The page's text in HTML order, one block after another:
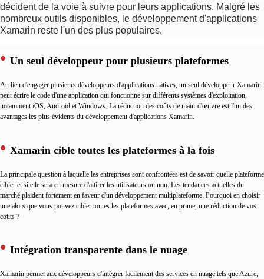
XAMARIN
EN
DÉVELOPPEMENT
XAMARIN
XAMARIN
À
RECRUTER
décident de la voie à suivre pour leurs applications. Malgré les
nombreux outils disponibles, le développement d'applications
Xamarin reste l'un des plus populaires.
Un seul développeur pour plusieurs plateformes
Au lieu d'engager plusieurs développeurs d'applications natives, un seul développeur Xamarin
peut écrire le code d'une application qui fonctionne sur différents systèmes d'exploitation,
notamment iOS, Android et Windows. La réduction des coûts de main-d'œuvre est l'un des
avantages les plus évidents du développement d'applications Xamarin.
Xamarin cible toutes les plateformes à la fois
La principale question à laquelle les entreprises sont confrontées est de savoir quelle plateforme
cibler et si elle sera en mesure d'attirer les utilisateurs ou non. Les tendances actuelles du
marché plaident fortement en faveur d'un développement multiplateforme. Pourquoi en choisir
une alors que vous pouvez cibler toutes les plateformes avec, en prime, une réduction de vos
coûts ?
Intégration transparente dans le nuage
Xamarin permet aux développeurs d'intégrer facilement des services en nuage tels que Azure,